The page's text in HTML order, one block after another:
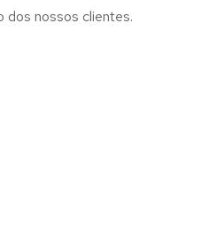
dos nossos clientes.